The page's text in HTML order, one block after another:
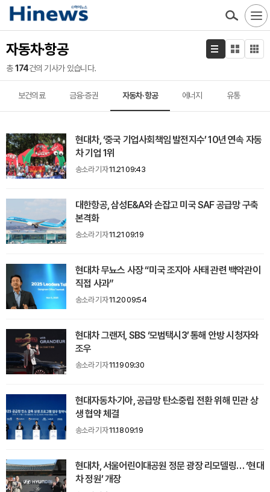
자동차·항공
총174건의 기사가 있습니다.
보건의료 금융·증권 자동차·항공 에너지 유통
현대차, ‘중국 기업사회책임 발전지수’ 10년 연속 자동
차 기업 1위
송소라 기자11.21 09:43
대한항공, 삼성E&A와 손잡고 미국 SAF 공급망 구축
본격화
송소라 기자11.21 09:19
현대차 무뇨스 사장 “미국 조지아 사태 관련 백악관이
직접 사과”
송소라 기자11.20 09:54
현대차 그랜저, SBS ‘모범택시3’ 통해 안방 시청자와
조우
송소라 기자11.19 09:30
현대자동차·기아, 공급망 탄소중립 전환 위해 민관 상
생 협약 체결
송소라 기자11.18 09:19
현대차, 서울어린이대공원 정문 광장 리모델링… ‘현대
차 정원’ 개장